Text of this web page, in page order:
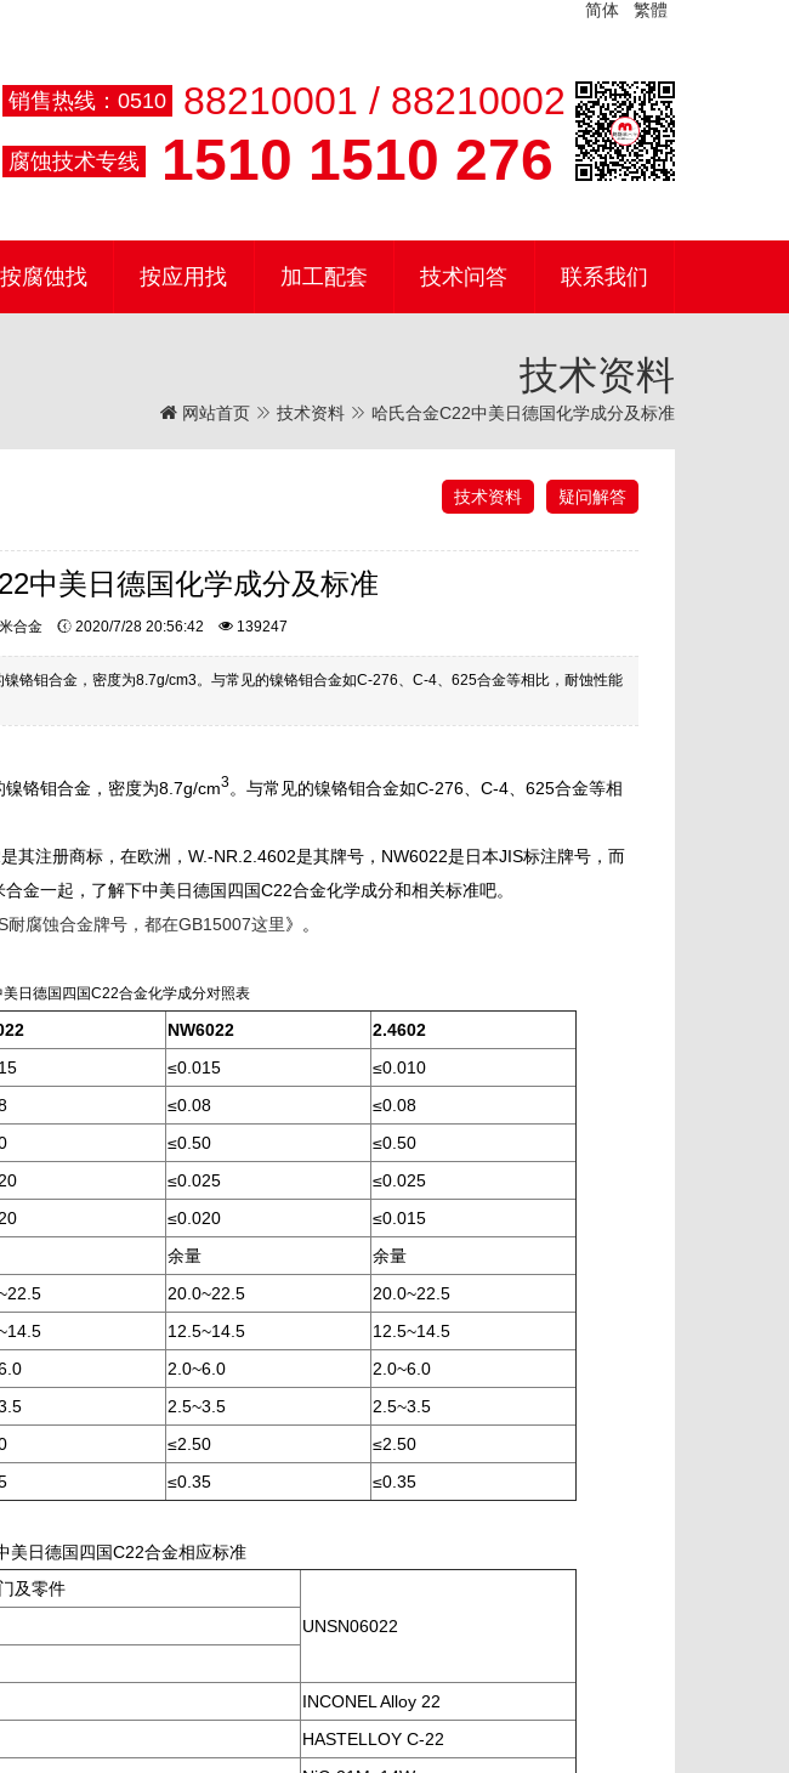
简体 繁體
销售热线：0510 88210001 / 88210002
腐蚀技术专线 1510 1510 276
按腐蚀找 按应用找 加工配套 技术问答 联系我们
技术资料
网站首页 技术资料 哈氏合金C22中美日德国化学成分及标准
技术资料 疑问解答
中美日德国化学成分及标准
米合金 2020/7/28 20:56:42 139247
铬钼合金，密度为8.7g/cm3。与常见的镍铬钼合金如C-276、C-4、625合金等相比，耐蚀性能
铬钼合金，密度为8.7g/cm3。与常见的镍铬钼合金如C-276、C-4、625合金等相
其注册商标，在欧洲，W.-NR.2.4602是其牌号，NW6022是日本JIS标注牌号，而
金一起，了解下中美日德国四国C22合金化学成分和相关标准吧。
耐腐蚀合金牌号，都在GB15007这里》。
美日德国四国C22合金化学成分对照表
NW6022
2.4602
≤0.015
≤0.010
≤0.08
≤0.08
≤0.50
≤0.50
≤0.025
≤0.025
≤0.020
≤0.015
余量
余量
20.0~22.5
20.0~22.5
12.5~14.5
12.5~14.5
2.0~6.0
2.0~6.0
2.5~3.5
2.5~3.5
≤2.50
≤2.50
≤0.35 ≤0.35
美日德国四国C22合金相应标准
及零件
UNSN06022
INCONEL Alloy 22
HASTELLOY C-22